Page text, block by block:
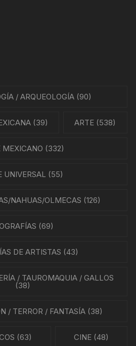
/ ARQUEOLOGÍA(90)
(39) ARTE (538)
MEXICANO (332)
UNIVERSAL (55)
NAHUAS/OLMECAS (126)
(69)
DE ARTISTAS (43)
/ TAUROMAQUIA / GALLOS
(38)
/ TERROR / FANTASÍA(38)
(63) CINE(48)